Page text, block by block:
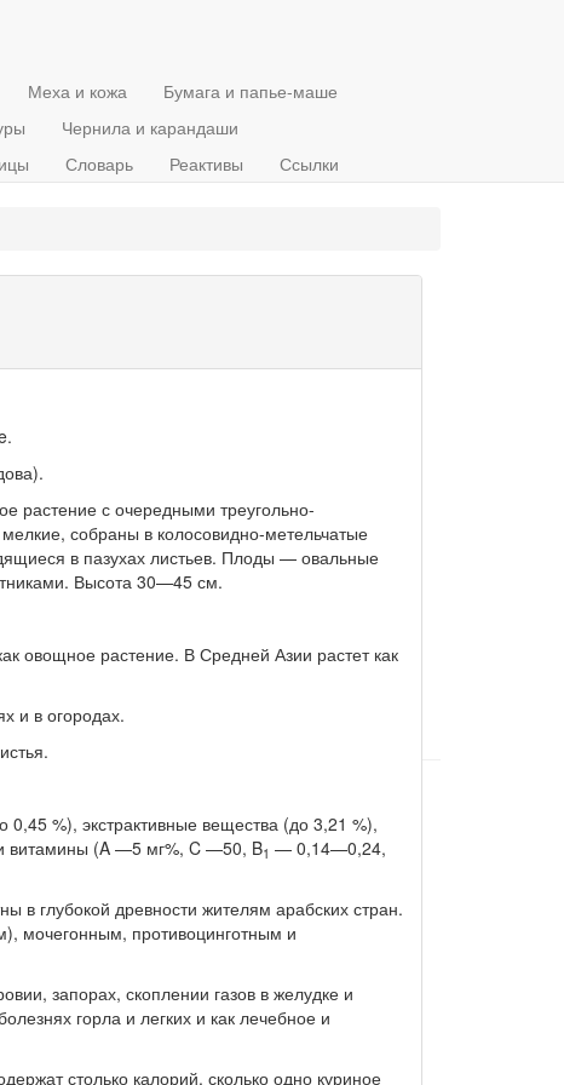
Меха и кожа
Бумага и папье-маше
Чернила и карандаши
Словарь Реактивы Ссылки
растение с очередными треугольно-
собраны в колосовидно-метельчатые
в пазухах листьев. Плоды — овальные
Высота 30—45 см.
овощное растение. В Средней Азии растет как
и в огородах.
%), экстрактивные вещества (до 3,21 %),
витамины (A —5 мг%, C —50, B1 — 0,14—0,24,
в глубокой древности жителям арабских стран.
мочегонным, противоцинготным и
запорах, скоплении газов в желудке и
горла и легких и как лечебное и
столько калорий, сколько одно куриное